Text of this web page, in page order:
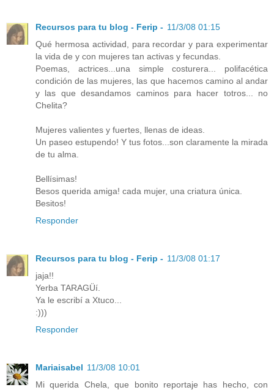
Recursos para tu blog - Ferip - 11/3/08 01:15
Qué hermosa actividad, para recordar y para experimentar
la vida de y con mujeres tan activas y fecundas.
Poemas, actrices...una simple costurera... polifacética
condición de las mujeres, las que hacemos camino al andar
y las que desandamos caminos para hacer totros... no
Chelita?
Mujeres valientes y fuertes, llenas de ideas.
Un paseo estupendo! Y tus fotos...son claramente la mirada
de tu alma.
Bellísimas!
Besos querida amiga! cada mujer, una criatura única.
Besitos!
Responder
Recursos para tu blog - Ferip - 11/3/08 01:17
jaja!!
Yerba TARAGÜí.
Ya le escribí a Xtuco...
:)))
Responder
Mariaisabel 11/3/08 10:01
Mi querida Chela, que bonito reportaje has hecho, con